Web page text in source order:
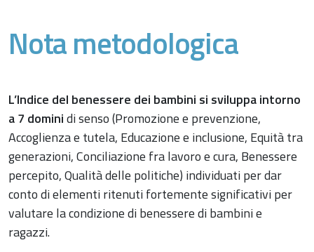
Nota metodologica
L’Indice del benessere dei bambini si sviluppa intorno
a 7 dominidi senso (Promozione e prevenzione,
Accoglienza e tutela, Educazione e inclusione, Equità tra
generazioni, Conciliazione fra lavoro e cura, Benessere
percepito, Qualità delle politiche) individuati per dar
conto di elementi ritenuti fortemente significativi per
valutare la condizione di benessere di bambini e
ragazzi.